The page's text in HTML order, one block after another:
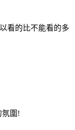
看的比不能看的多
氛圍!